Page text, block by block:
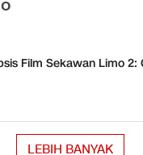
Film Sekawan Limo 2:
LEBIH BANYAK